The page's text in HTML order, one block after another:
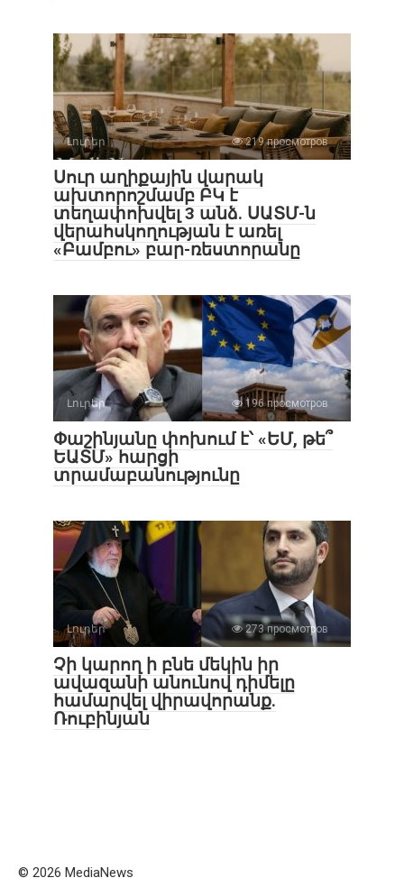
Լուրեր 219 просмотров
Սուր աղիքային վարակ
ախտորոշմամբ ԲԿ է
տեղափոխվել 3 անձ. ՍԱՏՄ-ն
վերահսկողության է առել
«Բամբու» բար-ռեստորանը
Լուրեր 196 просмотров
Փաշինյանը փոխում է՝ «ԵՄ, թե՞
ԵԱՏՄ» հարցի
տրամաբանությունը
Լուրեր 273 просмотров
Չի կարող ի բնե մեկին իր
ավազանի անունով դիմելը
համարվել վիրավորանք.
Ռուբինյան
© 2026 MediaNews